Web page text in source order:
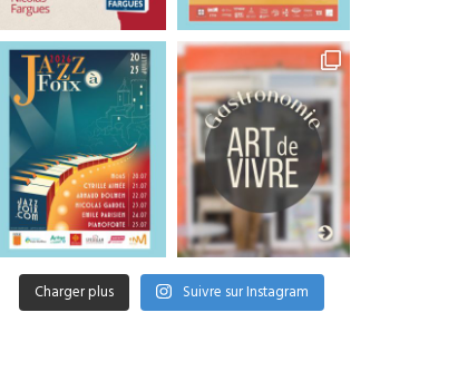
Charger plus Suivre sur Instagram